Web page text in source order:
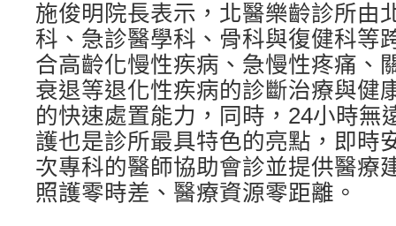
施俊明院長表示，北醫樂齡診所由
科、急診醫學科、骨科與復健科等
合高齡化慢性疾病、急慢性疼痛、
衰退等退化性疾病的診斷治療與健
的快速處置能力，同時，24小時無
護也是診所最具特色的亮點，即時
次專科的醫師協助會診並提供醫療
照護零時差、醫療資源零距離。